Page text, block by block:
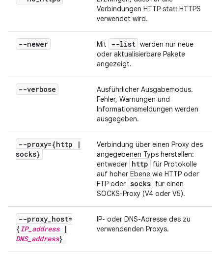
Verbindungen HTTP statt HTTPS
verwendet wird.
--newer Mit --list werden nur neue
oder aktualisierbare Pakete
angezeigt.
--verbose
Ausführlicher Ausgabemodus.
Fehler, Warnungen und
Informationsmeldungen werden
ausgegeben.
--proxy={http
|
socks}
Verbindung über einen Proxy des
angegebenen Typs herstellen:
entweder http
für Protokolle
auf hoher Ebene wie HTTP oder
FTP oder socks für einen
SOCKS-Proxy (V4 oder V5).
--proxy_host=
{IP_ address
|
DNS_ address}
IP- oder DNS-Adresse des zu
verwendenden Proxys.